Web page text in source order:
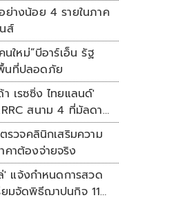
างน้อย 4 รายในภาค
ส์
ใหม่”บีอาร์เอ็น รัฐ
นที่ปลอดภัย
เรซซิ่ง ไทยแลนด์'
สนาม 4 ที่มัลดาลิ
รวจคลินิกเสริมความ
คาต้องจ่ายจริง
' แจ้งกำหนดการสวด
มจัดพิธีฌาปนกิจ 11